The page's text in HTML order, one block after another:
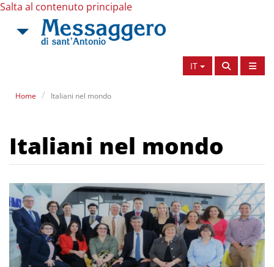
Salta al contenuto principale
IT
Home Italiani nel mondo
Italiani nel mondo